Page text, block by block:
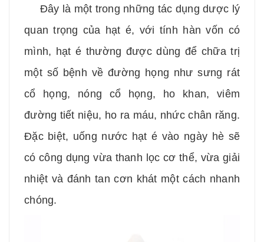
Đây là một trong những tác dụng dược lý
quan trọng của hạt é, với tính hàn vốn có
mình, hạt é thường được dùng để chữa trị
một số bệnh về đường họng như sưng rát
cổ họng, nóng cổ họng, ho khan, viêm
đường tiết niệu, ho ra máu, nhức chân răng.
Đặc biệt, uống nước hạt é vào ngày hè sẽ
có công dụng vừa thanh lọc cơ thể, vừa giải
nhiệt và đánh tan cơn khát một cách nhanh
chóng.